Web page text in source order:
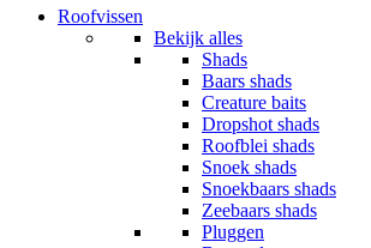
Roofvissen
Bekijk alles
Shads
Baars shads
Creature baits
Dropshot shads
Roofblei shads
Snoek shads
Snoekbaars shads
Zeebaars shads
Pluggen